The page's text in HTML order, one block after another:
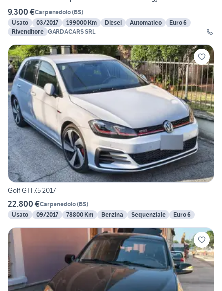
9.300 €Carpenedolo(BS)
Usato
03/2017 199000 Km Diesel Automatico
Euro 6
Rivenditore GARDACARS SRL
Golf GTI 7.5 2017
22.800 €Carpenedolo(BS)
Usato
09/2017 78800 Km Benzina Sequenziale Euro 6